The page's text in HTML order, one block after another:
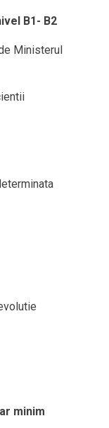
B1- B2
Ministerul
minim